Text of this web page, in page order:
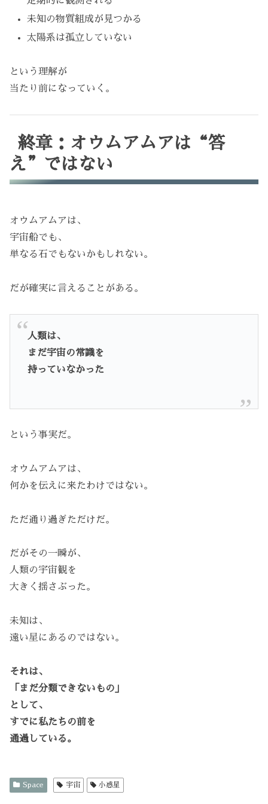
未知の物質組成が見つかる
太陽系は孤立していない
という理解が
当たり前になっていく。
終章：オウムアムアは“答
え”ではない
オウムアムアは、
宇宙船でも、
単なる石でもないかもしれない。
だが確実に言えることがある。
人類は、
まだ宇宙の常識を
持っていなかった
という事実だ。
オウムアムアは、
何かを伝えに来たわけではない。
ただ通り過ぎただけだ。
だがその一瞬が、
人類の宇宙観を
大きく揺さぶった。
未知は、
遠い星にあるのではない。
それは、
「まだ分類できないもの」
として、
すでに私たちの前を
通過している。
Space 宇宙 小惑星